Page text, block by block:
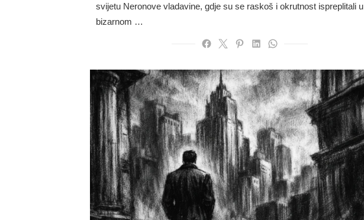
svijetu Neronove vladavine, gdje su se raskoš i okrutnost ispreplitali u
bizarnom …